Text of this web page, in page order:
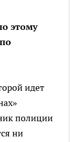
этому
идет
полиции
ни